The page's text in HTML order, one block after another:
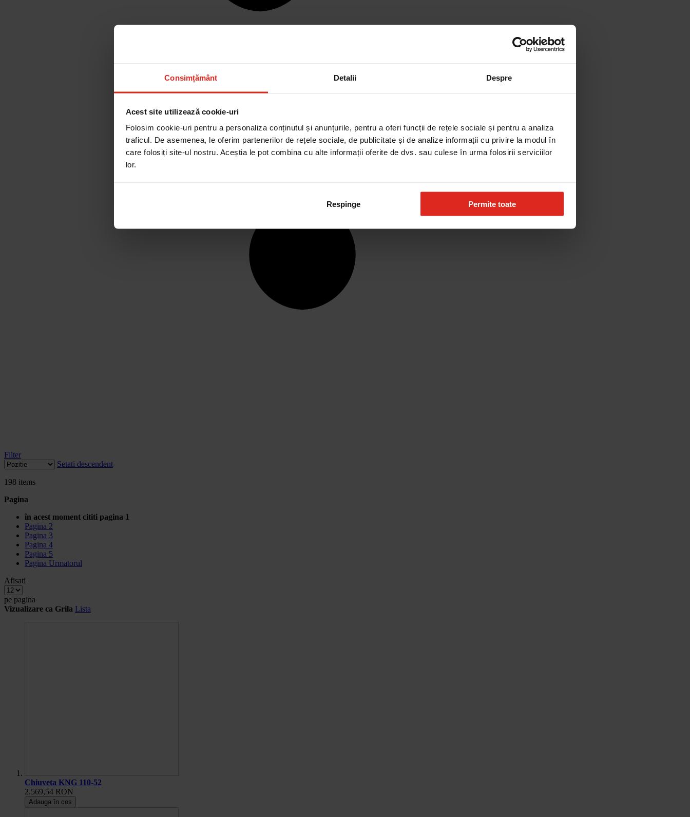
Consimțământ Detalii Despre
Acest site utilizează cookie-uri
Folosim cookie-uri pentru a personaliza conținutul și anunțurile, pentru a oferi funcții de rețele sociale și pentru a analiza
traficul. De asemenea, le oferim partenerilor de rețele sociale, de publicitate și de analize informații cu privire la modul în
care folosiți site-ul nostru. Aceștia le pot combina cu alte informații oferite de dvs. sau culese în urma folosirii serviciilor
lor.
Respinge Permite toate
Filter
Setati descendent
198 items
Pagina
în acest moment cititi pagina 1
Pagina 2
Pagina 3
Pagina 4
Pagina 5
Pagina Urmatorul
Afisati
pe pagina
Vizualizare ca Grila Lista
Chiuveta KNG 110-52
2.569,54 RON
Adauga în cos